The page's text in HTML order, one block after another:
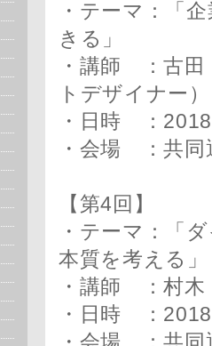
・テーマ：「
きる」
・講師 ：古
トデザイナー）
・日時 ：
・会場 ：共同
【第4回】
・テーマ：「
本質を考える」
・講師 ：村
・日時 ：